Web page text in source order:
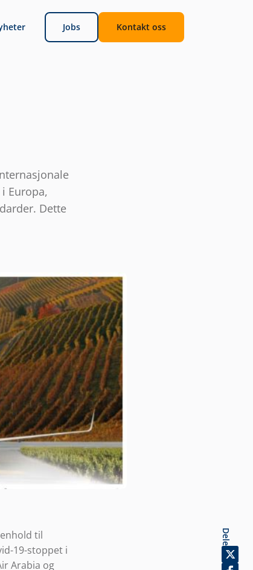
Jobs Kontakt oss
Europa,
Dette
til
19-stoppet i
Arabia og
Dele